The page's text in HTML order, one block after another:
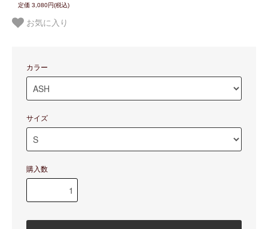
定価 3,080円(税込)
お気に入り
カラー
サイズ
購入数